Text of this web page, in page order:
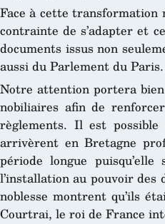
Face à cette transformation
contrainte de s’adapter et
documents issus non
aussi du Parlement du Paris.
Notre attention portera
nobiliaires afin de
règlements. Il est possible
arrivèrent en Bretagne
période longue
l’installation au pouvoir des
noblesse montrent qu’ils
Courtrai, le roi de France